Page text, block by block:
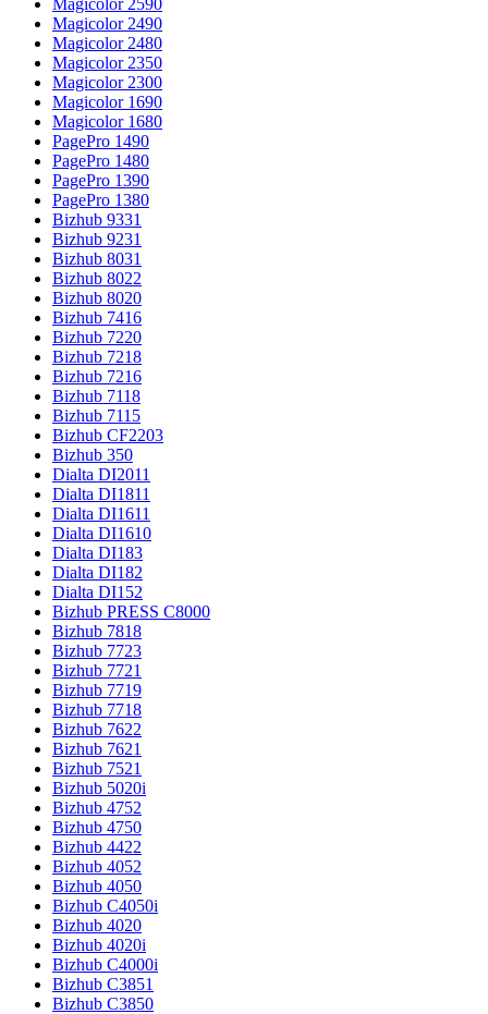
Magicolor 2490
Magicolor 2480
Magicolor 2350
Magicolor 2300
Magicolor 1690
Magicolor 1680
PagePro 1490
PagePro 1480
PagePro 1390
PagePro 1380
Bizhub 9331
Bizhub 9231
Bizhub 8031
Bizhub 8022
Bizhub 8020
Bizhub 7416
Bizhub 7220
Bizhub 7218
Bizhub 7216
Bizhub 7118
Bizhub 7115
Bizhub CF2203
Bizhub 350
Dialta DI2011
Dialta DI1811
Dialta DI1611
Dialta DI1610
Dialta DI183
Dialta DI182
Dialta DI152
Bizhub PRESS C8000
Bizhub 7818
Bizhub 7723
Bizhub 7721
Bizhub 7719
Bizhub 7718
Bizhub 7622
Bizhub 7621
Bizhub 7521
Bizhub 5020i
Bizhub 4752
Bizhub 4750
Bizhub 4422
Bizhub 4052
Bizhub 4050
Bizhub C4050i
Bizhub 4020
Bizhub 4020i
Bizhub C4000i
Bizhub C3851
Bizhub C3850